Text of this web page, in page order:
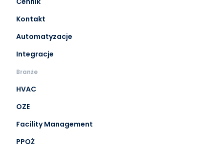
Kontakt
Automatyzacje
Integracje
Branże
HVAC
OZE
Facility Management
PPOŻ